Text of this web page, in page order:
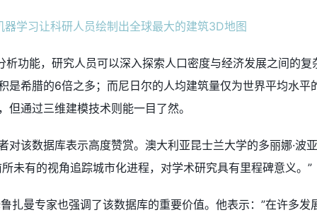
析功能，研究人员可以深入探索人口密度与经济发展之间的复
是希腊的6倍之多；而尼日尔的人均建筑量仅为世界平均水平
通过三维建模技术则能一目了然。
对该数据库表示高度赞赏。澳大利亚昆士兰大学的多丽娜·波
未有的视角追踪城市化进程，对学术研究具有里程碑意义。”
扎曼专家也强调了该数据库的重要价值。他表示：”在许多发